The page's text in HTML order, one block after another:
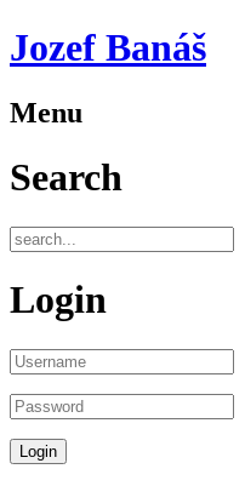
Jozef Banáš
Menu
Search
Login